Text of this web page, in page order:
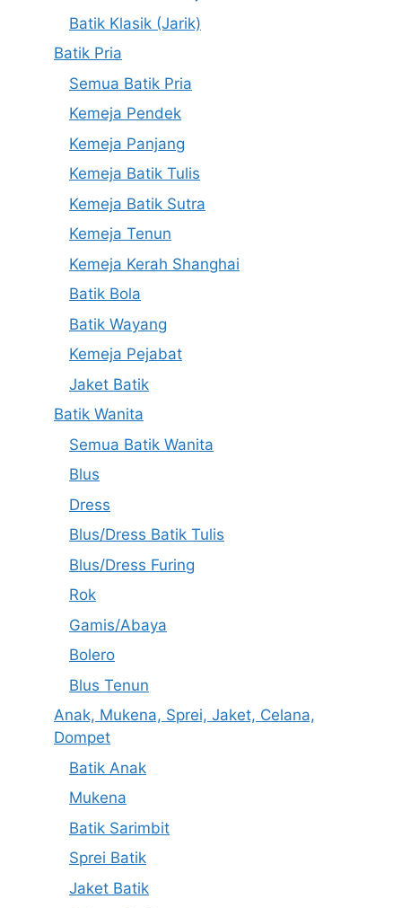
Batik Klasik (Jarik)
Batik Pria
Semua Batik Pria
Kemeja Pendek
Kemeja Panjang
Kemeja Batik Tulis
Kemeja Batik Sutra
Kemeja Tenun
Kemeja Kerah Shanghai
Batik Bola
Batik Wayang
Kemeja Pejabat
Jaket Batik
Batik Wanita
Semua Batik Wanita
Blus
Dress
Blus/Dress Batik Tulis
Blus/Dress Furing
Rok
Gamis/Abaya
Bolero
Blus Tenun
Anak, Mukena, Sprei, Jaket, Celana,
Dompet
Batik Anak
Mukena
Batik Sarimbit
Sprei Batik
Jaket Batik